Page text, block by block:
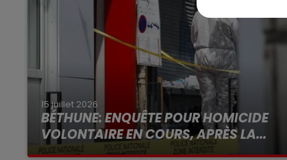
15 juillet 2026
BÉTHUNE: ENQUÊTE POUR HOMICIDE
VOLONTAIRE EN COURS, APRÈS LA...
Selon les premiers éléments, le logement